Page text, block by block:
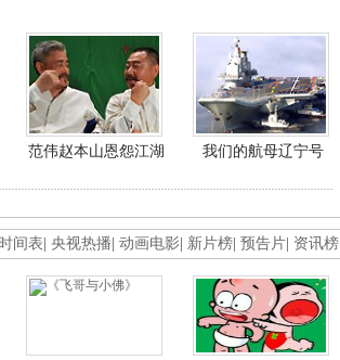
范伟赵本山恩怨江湖 我们的航母辽宁号
间表 央视热播 动画电影 新片榜 预告片 资讯榜